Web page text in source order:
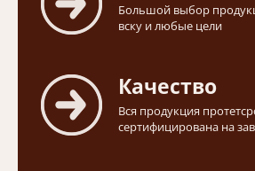
Большой выбор
вску и любые цели
Качество
Вся продукция
сертифицирована на